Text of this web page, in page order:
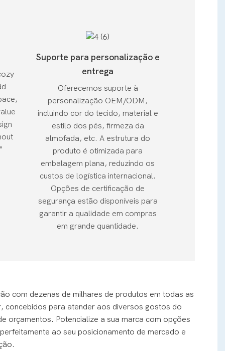
Suporte para personalização e
entrega
Oferecemos suporte à
personalização OEM/ODM,
incluindo cor do tecido, material e
estilo dos pés, firmeza da
almofada, etc. A estrutura do
produto é otimizada para
embalagem plana, reduzindo os
custos de logística internacional.
Opções de certificação de
segurança estão disponíveis para
garantir a qualidade em compras
em grande quantidade.
com dezenas de milhares de produtos em todas as
concebidos para atender aos diversos gostos do
orçamentos. Potencialize a sua marca com opções
ao seu posicionamento de mercado e